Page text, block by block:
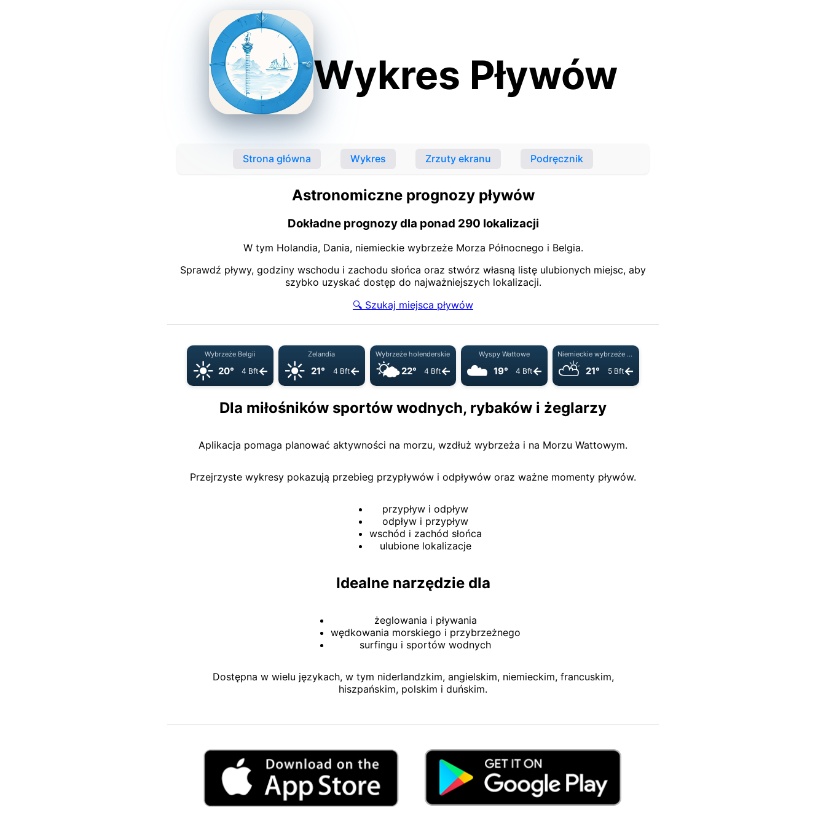
Wykres Pływów
Strona główna Wykres Zrzuty ekranu Podręcznik
Astronomiczne prognozy pływów
Dokładne prognozy dla ponad 290 lokalizacji
W tym Holandia, Dania, niemieckie wybrzeże Morza Północnego i Belgia.
Sprawdź pływy, godziny wschodu i zachodu słońca oraz stwórz własną listę ulubionych miejsc, aby
szybko uzyskać dostęp do najważniejszych lokalizacji.
🔍 Szukaj miejsca pływów
Wybrzeże Belgii
☀️ 20° 4 Bft←
Zelandia
☀️ 21° 4 Bft←
Wybrzeże holenderskie
🌤️22° 4 Bft←
Wyspy Wattowe
☁️ 19° 4 Bft←
Niemieckie wybrzeże Morza Północnego
⛅ 21° 5 Bft←
Dla miłośników sportów wodnych, rybaków i żeglarzy
Aplikacja pomaga planować aktywności na morzu, wzdłuż wybrzeża i na Morzu Wattowym.
Przejrzyste wykresy pokazują przebieg przypływów i odpływów oraz ważne momenty pływów.
przypływ i odpływ
odpływ i przypływ
wschód i zachód słońca
ulubione lokalizacje
Idealne narzędzie dla
żeglowania i pływania
wędkowania morskiego i przybrzeżnego
surfingu i sportów wodnych
Dostępna w wielu językach, w tym niderlandzkim, angielskim, niemieckim, francuskim,
hiszpańskim, polskim i duńskim.